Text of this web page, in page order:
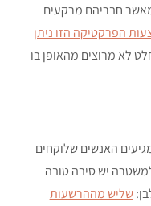
חבריהם מרקעים
הפרקטיקה הזו ניתן
לא מרוצים מהאופן בו
האנשים שלוקחים
יש סיבה טובה
שליש מההרשעות